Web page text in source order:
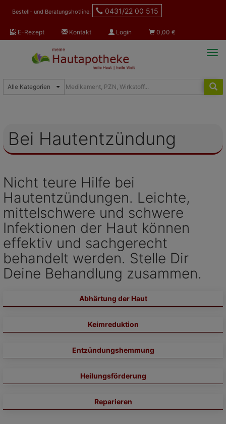
Bestell- und Beratungshotline: 0431/22 00 515
E-Rezept Kontakt Login 0,00 €
Bei Hautentzündung
Nicht teure Hilfe bei
Hautentzündungen. Leichte,
mittelschwere und schwere
Infektionen der Haut können
effektiv und sachgerecht
behandelt werden. Stelle Dir
Deine Behandlung zusammen.
Abhärtung der Haut
Keimreduktion
Entzündungshemmung
Heilungsförderung
Reparieren